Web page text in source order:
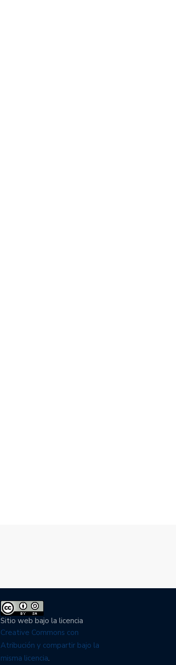
Sitio web bajo la licencia
Creative Commons con
Atribución y compartir bajo la
misma licencia.